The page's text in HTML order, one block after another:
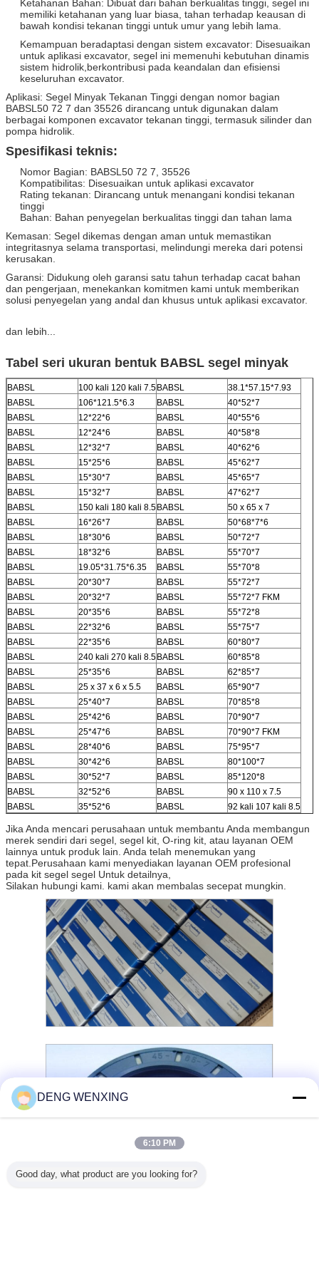
Ketahanan Bahan: Dibuat dari bahan berkualitas tinggi, segel ini
memiliki ketahanan yang luar biasa, tahan terhadap keausan di
bawah kondisi tekanan tinggi untuk umur yang lebih lama.
Kemampuan beradaptasi dengan sistem excavator: Disesuaikan
untuk aplikasi excavator, segel ini memenuhi kebutuhan dinamis
sistem hidrolik,berkontribusi pada keandalan dan efisiensi
keseluruhan excavator.
Aplikasi: Segel Minyak Tekanan Tinggi dengan nomor bagian
BABSL50 72 7 dan 35526 dirancang untuk digunakan dalam
berbagai komponen excavator tekanan tinggi, termasuk silinder dan
pompa hidrolik.
Spesifikasi teknis:
Nomor Bagian: BABSL50 72 7, 35526
Kompatibilitas: Disesuaikan untuk aplikasi excavator
Rating tekanan: Dirancang untuk menangani kondisi tekanan
tinggi
Bahan: Bahan penyegelan berkualitas tinggi dan tahan lama
Kemasan: Segel dikemas dengan aman untuk memastikan
integritasnya selama transportasi, melindungi mereka dari potensi
kerusakan.
Garansi: Didukung oleh garansi satu tahun terhadap cacat bahan
dan pengerjaan, menekankan komitmen kami untuk memberikan
solusi penyegelan yang andal dan khusus untuk aplikasi excavator.
dan lebih...
Tabel seri ukuran bentuk BABSL segel minyak
BABSL 100 kali 120 kali 7.5BABSL
38.1*57.15*7.93
BABSL
106*121.5*6.3 BABSL
40*52*7
BABSL
12*22*6 BABSL
40*55*6
BABSL
12*24*6 BABSL
40*58*8
BABSL
12*32*7 BABSL
40*62*6
BABSL
15*25*6 BABSL
45*62*7
BABSL
15*30*7 BABSL
45*65*7
BABSL
15*32*7 BABSL
47*62*7
BABSL
150 kali 180 kali 8.5BABSL
50 x 65 x 7
BABSL
16*26*7 BABSL
50*68*7*6
BABSL
18*30*6 BABSL
50*72*7
BABSL
18*32*6 BABSL
55*70*7
BABSL
19.05*31.75*6.35 BABSL
55*70*8
BABSL
20*30*7 BABSL
55*72*7
BABSL
20*32*7 BABSL
55*72*7 FKM
BABSL
20*35*6 BABSL
55*72*8
BABSL
22*32*6 BABSL
55*75*7
BABSL
22*35*6 BABSL
60*80*7
BABSL
240 kali 270 kali 8.5BABSL
60*85*8
BABSL
25*35*6 BABSL
62*85*7
BABSL
25 x 37 x 6 x 5.5 BABSL
65*90*7
BABSL
25*40*7 BABSL
70*85*8
BABSL
25*42*6 BABSL
70*90*7
BABSL
25*47*6 BABSL
70*90*7 FKM
BABSL
28*40*6 BABSL
75*95*7
BABSL
30*42*6 BABSL
80*100*7
BABSL
30*52*7 BABSL
85*120*8
BABSL
32*52*6 BABSL
90 x 110 x 7.5
BABSL
35*52*6 BABSL 92 kali 107 kali 8.5
Jika Anda mencari perusahaan untuk membantu Anda membangun
merek sendiri dari segel, segel kit, O-ring kit, atau layanan OEM
lainnya untuk produk lain. Anda telah menemukan yang
tepat.Perusahaan kami menyediakan layanan OEM profesional
pada kit segel segel Untuk detailnya,
Silakan hubungi kami. kami akan membalas secepat mungkin.
DENG WENXING
6:10 PM
Good day, what product are you looking for?